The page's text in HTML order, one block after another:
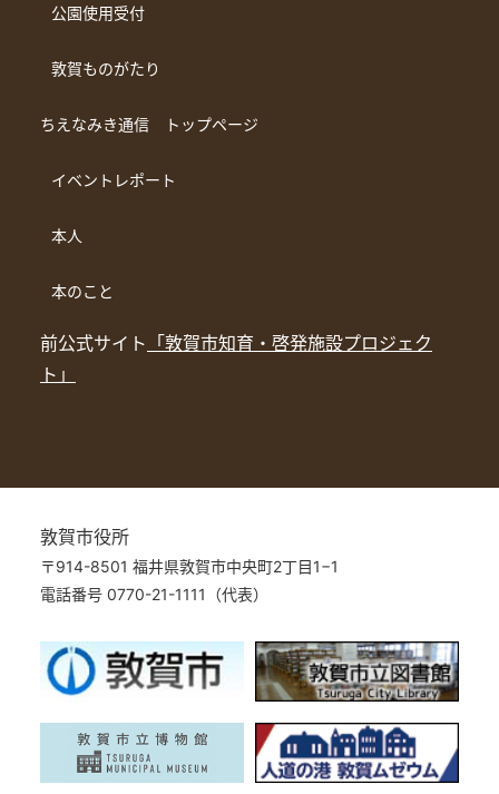
公園使用受付
敦賀ものがたり
ちえなみき通信 トップページ
イベントレポート
本人
本のこと
前公式サイト 「敦賀市知育・啓発施設プロジェク
ト」
敦賀市役所
〒914-8501 福井県敦賀市中央町2丁目1−1
電話番号 0770-21-1111（代表）